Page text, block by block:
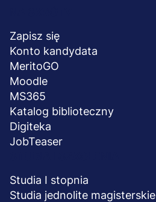
stopka
Zapisz się
Konto kandydata
MeritoGO
Moodle
MS365
Katalog biblioteczny
Digiteka
JobTeaser
Studia I stopnia
Studia jednolite magisterskie